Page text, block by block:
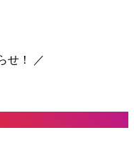
せ！ ／